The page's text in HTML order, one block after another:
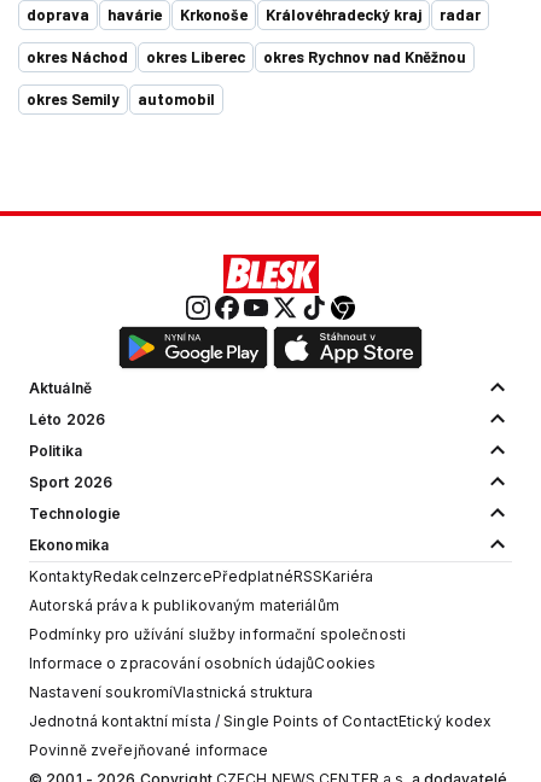
doprava havárie Krkonoše Královéhradecký kraj radar
okres Náchod okres Liberec okres Rychnov nad Kněžnou
okres Semily automobil
Aktuálně
Léto 2026
Politika
Sport 2026
Technologie
Ekonomika
KontaktyRedakceInzercePředplatnéRSSKariéra
Autorská práva k publikovaným materiálům
Podmínky pro užívání služby informační společnosti
Informace o zpracování osobních údajůCookies
Nastavení soukromíVlastnická struktura
Jednotná kontaktní místa / Single Points of ContactEtický kodex
Povinně zveřejňované informace